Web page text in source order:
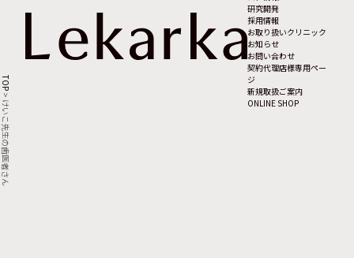
研究開発
採用情報
お取り扱いクリニック
お知らせ
お問い合わせ
契約代理店様専用ペー
ジ
新規取扱ご案内
ONLINE SHOP
TOP
>
けいこ先生の歯医者さん